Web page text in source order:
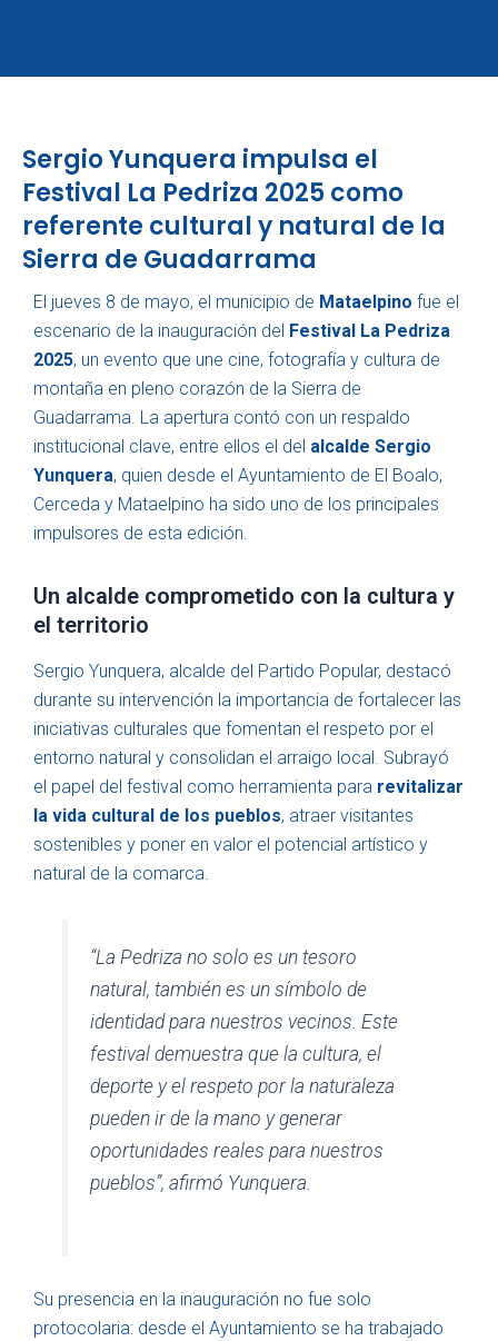
Sergio Yunquera impulsa el
Festival La Pedriza 2025 como
referente cultural y natural de la
Sierra de Guadarrama
El jueves 8 de mayo, el municipio de Mataelpino fue el
escenario de la inauguración del Festival La Pedriza
2025, un evento que une cine, fotografía y cultura de
montaña en pleno corazón de la Sierra de
Guadarrama. La apertura contó con un respaldo
institucional clave, entre ellos el del alcalde Sergio
Yunquera, quien desde el Ayuntamiento de El Boalo,
Cerceda y Mataelpino ha sido uno de los principales
impulsores de esta edición.
Un alcalde comprometido con la cultura y
el territorio
Sergio Yunquera, alcalde del Partido Popular, destacó
durante su intervención la importancia de fortalecer las
iniciativas culturales que fomentan el respeto por el
entorno natural y consolidan el arraigo local. Subrayó
el papel del festival como herramienta para revitalizar
la vida cultural de los pueblos, atraer visitantes
sostenibles y poner en valor el potencial artístico y
natural de la comarca.
“La Pedriza no solo es un tesoro
natural, también es un símbolo de
identidad para nuestros vecinos. Este
festival demuestra que la cultura, el
deporte y el respeto por la naturaleza
pueden ir de la mano y generar
oportunidades reales para nuestros
pueblos”, afirmó Yunquera.
Su presencia en la inauguración no fue solo
protocolaria: desde el Ayuntamiento se ha trabajado